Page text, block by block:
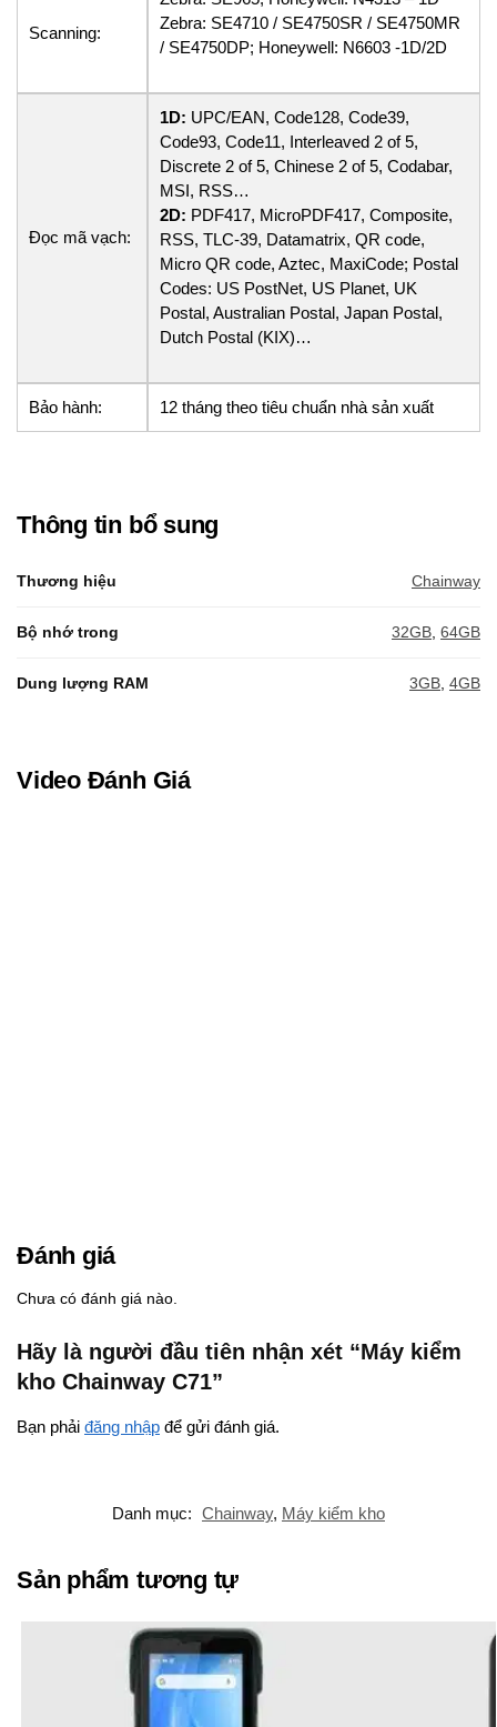
Scanning:
Zebra: SE4710 / SE4750SR / SE4750MR
/ SE4750DP; Honeywell: N6603 -1D/2D
Đọc mã vạch:
1D: UPC/EAN, Code128, Code39,
Code93, Code11, Interleaved 2 of 5,
Discrete 2 of 5, Chinese 2 of 5, Codabar,
MSI, RSS…
2D: PDF417, MicroPDF417, Composite,
RSS, TLC-39, Datamatrix, QR code,
Micro QR code, Aztec, MaxiCode; Postal
Codes: US PostNet, US Planet, UK
Postal, Australian Postal, Japan Postal,
Dutch Postal (KIX)…
Bảo hành: 12 tháng theo tiêu chuẩn nhà sản xuất
Thông tin bổ sung
Thương hiệu Chainway
Bộ nhớ trong 32GB 64GB
Dung lượng RAM 3GB 4GB
Video Đánh Giá
Đánh giá
Chưa có đánh giá nào.
Hãy là người đầu tiên nhận xét “Máy kiểm
kho Chainway C71”
Bạn phải đăng nhập để gửi đánh giá.
Danh mục: Chainway, Máy kiểm kho
Sản phẩm tương tự